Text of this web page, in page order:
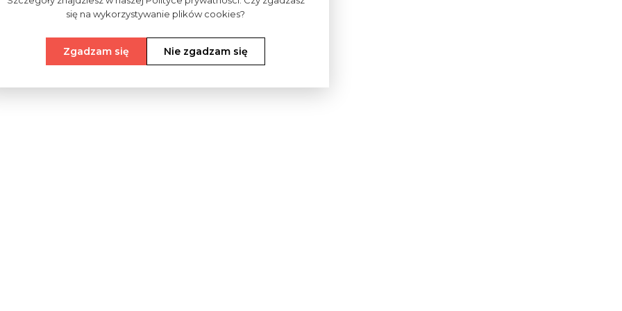
się na wykorzystywanie plików cookies?
Zgadzam się Nie zgadzam się